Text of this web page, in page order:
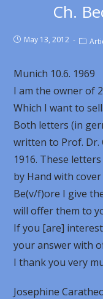
Ch.
May 13, 2012
Munich 10.6. 1969
I am the owner of
Which I want to sell.
Both letters (in
written to Prof. Dr.
1916. These
by Hand with
Be(v/f)ore I give
will offer them to
If you [are]
your answer with
I thank you very
Josephine